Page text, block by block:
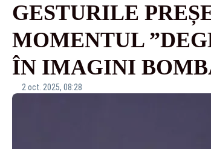
GESTURILE
MOMENTUL
ÎN IMAGINI
2 oct. 2025, 08:28